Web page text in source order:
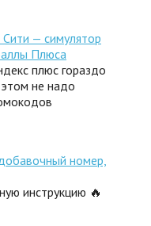
— симулятор
Плюса
плюс гораздо
не надо
номер,
инструкцию 🔥